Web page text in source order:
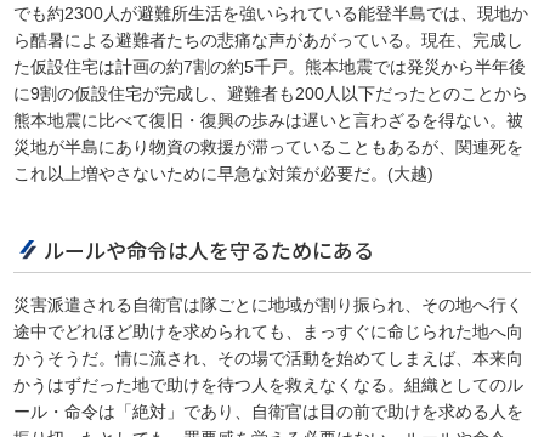
でも約2300人が避難所生活を強いられている能登半島では、現地か
ら酷暑による避難者たちの悲痛な声があがっている。現在、完成し
た仮設住宅は計画の約7割の約5千戸。熊本地震では発災から半年後
に9割の仮設住宅が完成し、避難者も200人以下だったとのことから
熊本地震に比べて復旧・復興の歩みは遅いと言わざるを得ない。被
災地が半島にあり物資の救援が滞っていることもあるが、関連死を
これ以上増やさないために早急な対策が必要だ。(大越)
ルールや命令は人を守るためにある
災害派遣される自衛官は隊ごとに地域が割り振られ、その地へ行く
途中でどれほど助けを求められても、まっすぐに命じられた地へ向
かうそうだ。情に流され、その場で活動を始めてしまえば、本来向
かうはずだった地で助けを待つ人を救えなくなる。組織としてのル
ール・命令は「絶対」であり、自衛官は目の前で助けを求める人を